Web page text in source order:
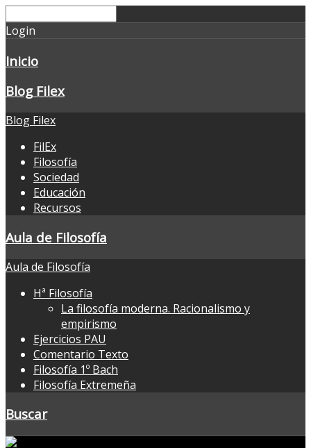
Login
Inicio
Blog Filex
Blog Filex
FilEx
Filosofía
Sociedad
Educación
Recursos
Aula de Filosofía
Aula de Filosofía
Hª Filosofía
La filosofía moderna. Racionalismo y
empirismo
Ejercicios PAU
Comentario Texto
Filosofía 1º Bach
Filosofía Extremeña
Buscar